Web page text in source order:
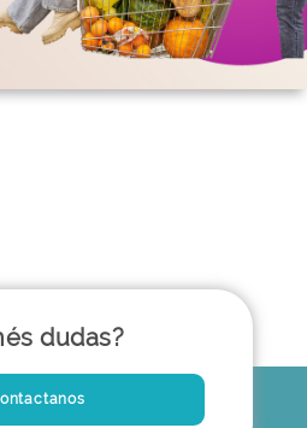
dudas?